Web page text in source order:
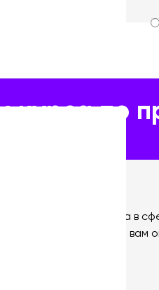
курса по
в достижении успеха в
которые помогут